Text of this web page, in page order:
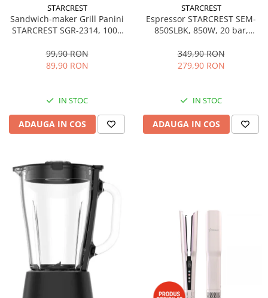
STARCREST
Sandwich-maker Grill Panini
STARCREST SGR-2314, 1000
Deschidere 180°, Suprafata
de gatire 23 x 14 cm, Negru
99,90 RON
89,90 RON
IN STOC
ADAUGA IN COS
STARCREST
Espressor STARCREST SEM-
850SLBK, 850W, 20 bar,
dispozitiv spumare, filtru
dublu din inox, Negru/Inox
349,90 RON
279,90 RON
IN STOC
ADAUGA IN COS